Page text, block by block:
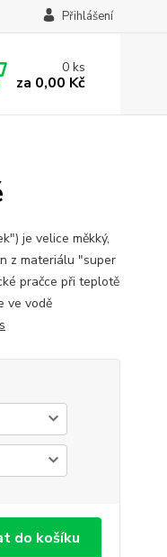
Přihlášení
0ks
za 0,00 Kč
je velice měkký,
z materiálu "super
pračce při teplotě
ve vodě
do košíku